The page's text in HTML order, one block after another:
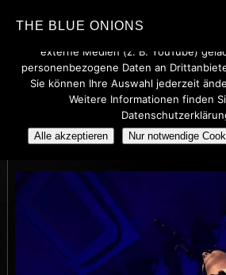
THE BLUE ONIONS
14
Wir verwenden technisch notwendige
dieser Website sicherzustellen. Mit
externe Medien (z. B. YouTube)
personenbezogene Daten an
Sie können Ihre Auswahl jederzeit
Weitere Informationen finden
Alle akzeptieren Nur notwendige